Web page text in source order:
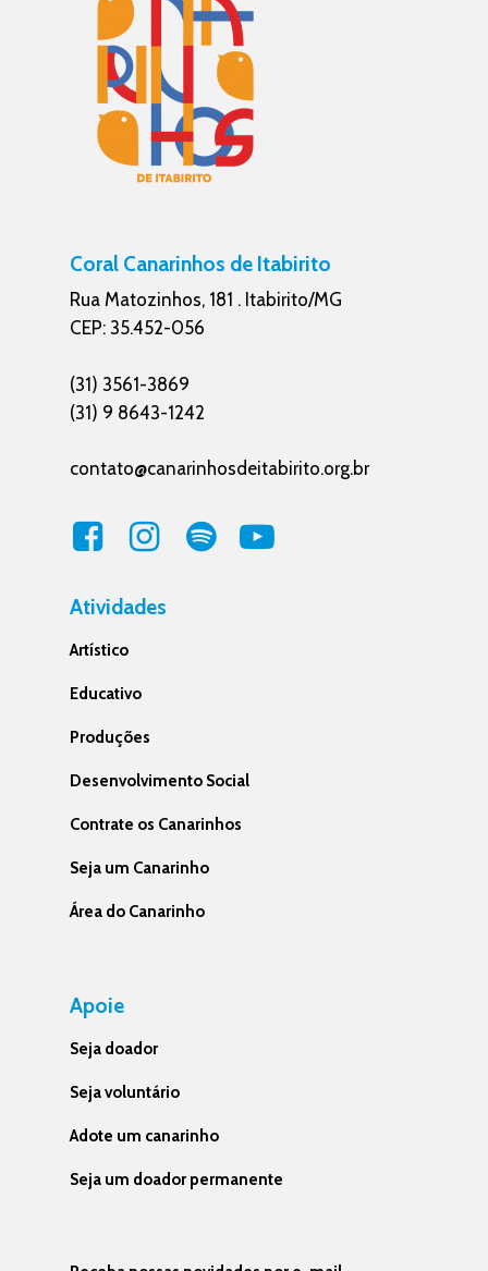
Coral Canarinhos de Itabirito
Rua Matozinhos, 181 . Itabirito/MG
CEP: 35.452-056
(31) 3561-3869
(31) 9 8643-1242
contato@canarinhosdeitabirito.org.br
Atividades
Artístico
Educativo
Produções
Desenvolvimento Social
Contrate os Canarinhos
Seja um Canarinho
Área do Canarinho
Apoie
Seja doador
Seja voluntário
Adote um canarinho
Seja um doador permanente